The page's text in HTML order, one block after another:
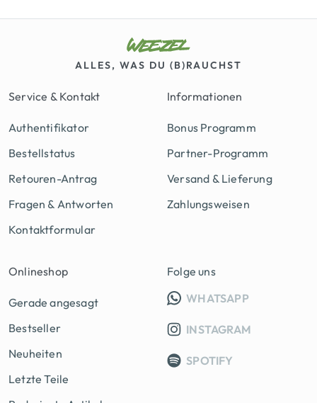
ALLES, WAS DU (B)RAUCHST
Service & Kontakt
Authentifikator
Bestellstatus
Retouren-Antrag
Fragen & Antworten
Kontaktformular
Informationen
Bonus Programm
Partner-Programm
Versand & Lieferung
Zahlungsweisen
Onlineshop
Gerade angesagt
Bestseller
Neuheiten
Letzte Teile
Folge uns
WHATSAPPINFO
INSTAGRAM
SPOTIFY